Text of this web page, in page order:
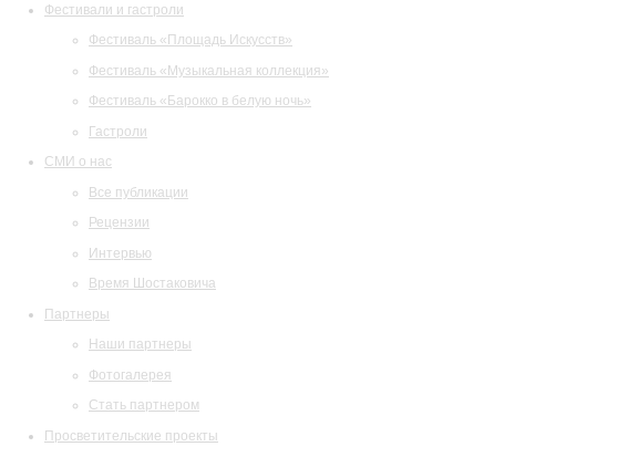
Фестивали и гастроли
Фестиваль «Площадь Искусств»
Фестиваль «Музыкальная коллекция»
Фестиваль «Барокко в белую ночь»
Гастроли
СМИ о нас
Все публикации
Рецензии
Интервью
Время Шостаковича
Партнеры
Наши партнеры
Фотогалерея
Стать партнером
Просветительские проекты